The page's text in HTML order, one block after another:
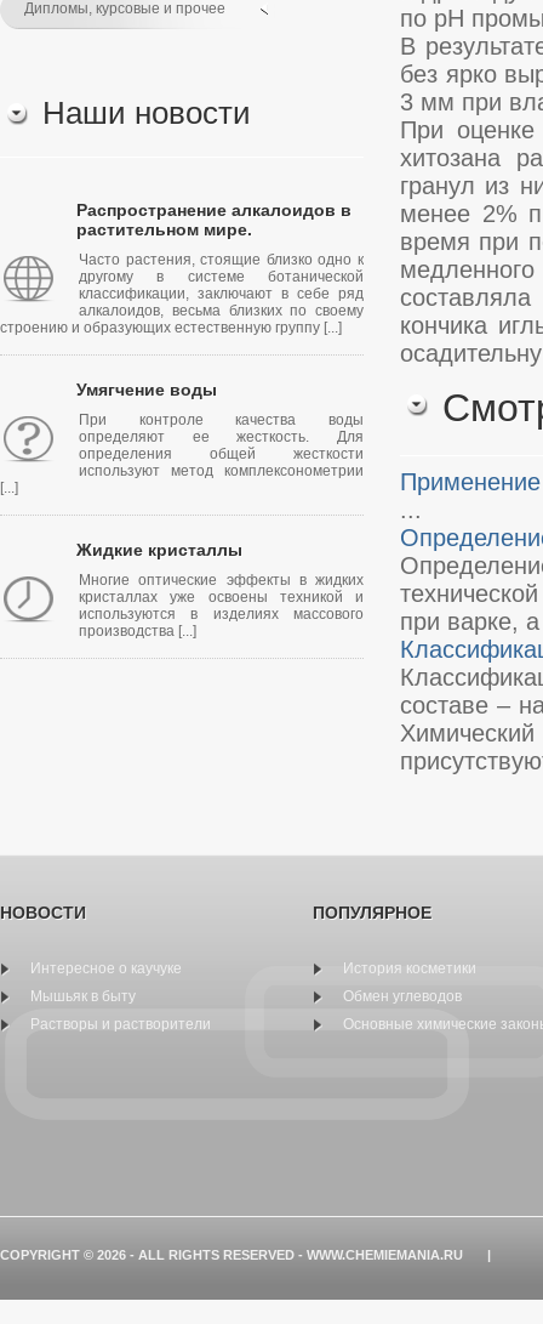
Дипломы, курсовые и прочее
Наши новости
Распространение алкалоидов в
растительном мире.
Часто растения, стоящие близко одно к
другому в системе ботанической
классификации, заключают в себе ряд
алкалоидов, весьма близких по своему
строению и образующих естественную группу [...]
Умягчение воды
При контроле качества воды
определяют ее жесткость. Для
определения общей жесткости
используют метод комплексонометрии
[...]
Жидкие кристаллы
Многие оптические эффекты в жидких
кристаллах уже освоены техникой и
используются в изделиях массового
производства [...]
по рН
В
без ярко
3 мм при
При оценке
хитозана
гранул из
менее 2%
время при
медленного
кончика
...
при варке,
составе –
НОВОСТИ
Интересное о каучуке
Мышьяк в быту
Растворы и растворители
ПОПУЛЯРНОЕ
История косметики
Обмен углеводов
Основные химические
COPYRIGHT © 2026 - ALL RIGHTS RESERVED - WWW.CHEMIEMANIA.RU |